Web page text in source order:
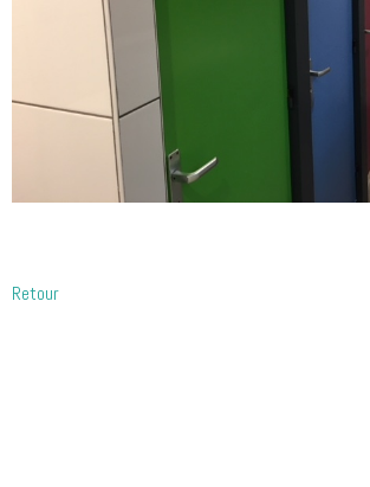
Retour